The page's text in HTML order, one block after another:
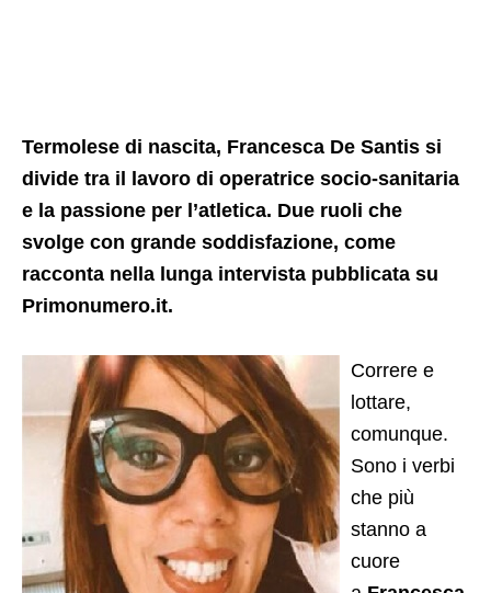
Termolese di nascita, Francesca De Santis si
divide tra il lavoro di operatrice socio-sanitaria
e la passione per l’atletica. Due ruoli che
svolge con grande soddisfazione, come
racconta nella lunga intervista pubblicata su
Primonumero.it.
Correre e
lottare,
comunque.
Sono i verbi
che più
stanno a
cuore